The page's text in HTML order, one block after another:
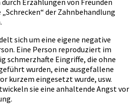
der Zahnbehandlung
sich um eine eigene negative
Eine Person reproduziert im
schmerzhafte Eingriffe, die ohne
wurden, eine ausgefallene
kurzem eingesetzt wurde, usw.
sie eine anhaltende Angst vor